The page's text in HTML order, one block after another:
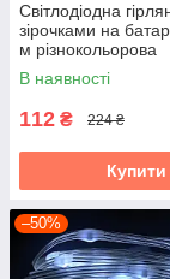
Світлодіодна
зірочками на
м різнокольорова
В наявності
112 ₴ 224 ₴
Купити
–50%